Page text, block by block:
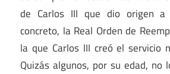
de Carlos III que dio origen
concreto, la Real Orden de
la que Carlos III creó el servicio
Quizás algunos, por su edad, no